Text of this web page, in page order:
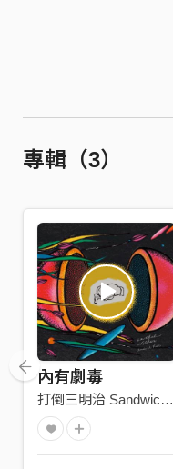
專輯（3）
內有劇毒
打倒三明治 Sandwich fail